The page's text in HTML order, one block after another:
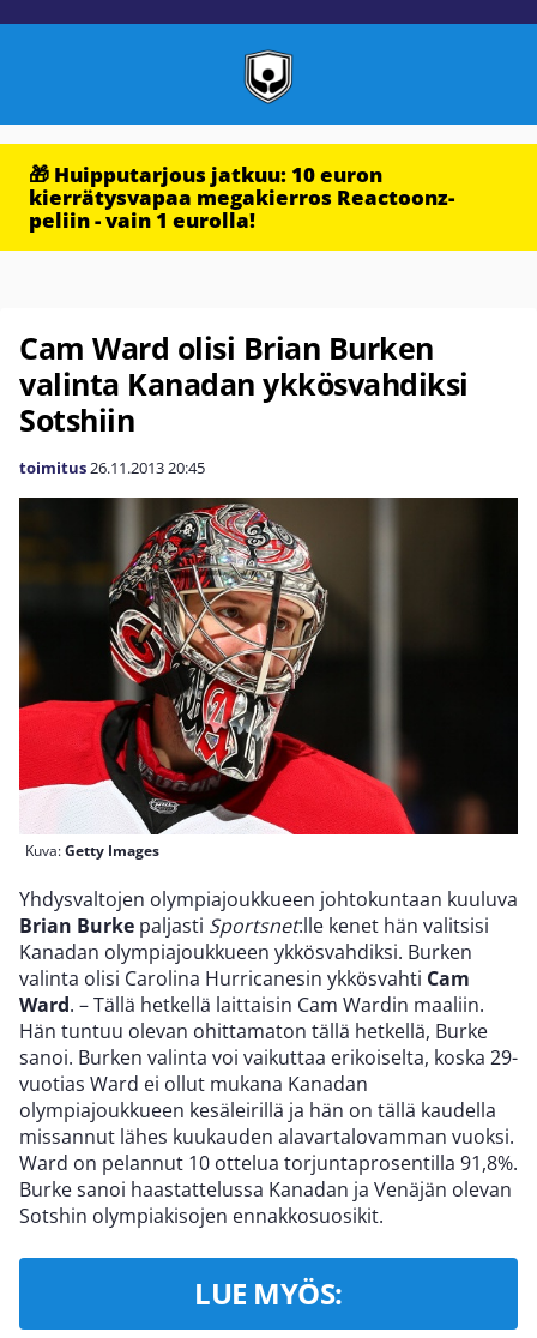
🎁 Huipputarjous jatkuu: 10 euron
kierrätysvapaa megakierros Reactoonz-
peliin - vain 1 eurolla!
Cam Ward olisi Brian Burken
valinta Kanadan ykkösvahdiksi
Sotshiin
toimitus26.11.201320:45
Kuva:Getty Images
Yhdysvaltojen olympiajoukkueen johtokuntaan kuuluva
Brian Burke paljasti Sportsnet:lle kenet hän valitsisi
Kanadan olympiajoukkueen ykkösvahdiksi. Burken
valinta olisi Carolina Hurricanesin ykkösvahti Cam
Ward. – Tällä hetkellä laittaisin Cam Wardin maaliin.
Hän tuntuu olevan ohittamaton tällä hetkellä, Burke
sanoi. Burken valinta voi vaikuttaa erikoiselta, koska 29-
vuotias Ward ei ollut mukana Kanadan
olympiajoukkueen kesäleirillä ja hän on tällä kaudella
missannut lähes kuukauden alavartalovamman vuoksi.
Ward on pelannut 10 ottelua torjuntaprosentilla 91,8%.
Burke sanoi haastattelussa Kanadan ja Venäjän olevan
Sotshin olympiakisojen ennakkosuosikit.
LUE MYÖS: